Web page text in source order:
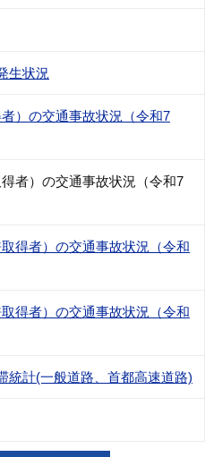
生状況
）の交通事故状況（令和7
者）の交通事故状況（令和7
得者）の交通事故状況（令和
得者）の交通事故状況（令和
統計(一般道路、首都高速道路)